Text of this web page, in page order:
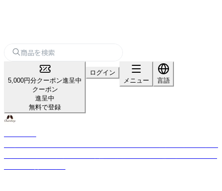
5,000円分クーポン進呈中
クーポン
進呈中
無料で登録
ログイン
メニュー
言語